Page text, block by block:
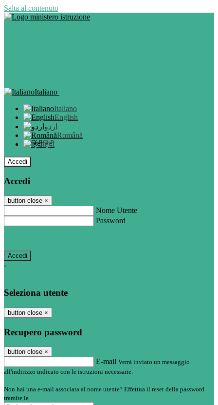
Salta al contenuto
Italiano
Italiano
English
اردو
Română
हिंदी
Accedi
Accedi
button close ×
Nome Utente
Password
-
Seleziona utente
button close ×
Recupero password
button close ×
E-mail Verrà inviato un messaggio
all'indirizzo indicato con le istruzioni necessarie.
Non hai una e-mail associata al nome utente? Effettua il reset della password
tramite la